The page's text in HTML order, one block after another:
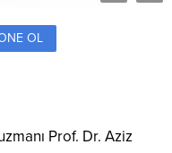
OL
Prof. Dr. Aziz